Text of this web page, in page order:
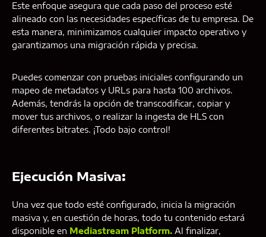
Este enfoque asegura que cada paso del proceso esté
alineado con las necesidades específicas de tu empresa. De
esta manera, minimizamos cualquier impacto operativo y
garantizamos una migración rápida y precisa.
Puedes comenzar con pruebas iniciales configurando un
mapeo de metadatos y URLs para hasta 100 archivos.
Además, tendrás la opción de transcodificar, copiar y
mover tus archivos, o realizar la ingesta de HLS con
diferentes bitrates. ¡Todo bajo control!
Ejecución Masiva:
Una vez que todo esté configurado, inicia la migración
masiva y, en cuestión de horas, todo tu contenido estará
disponible en Mediastream Platform. Al finalizar,